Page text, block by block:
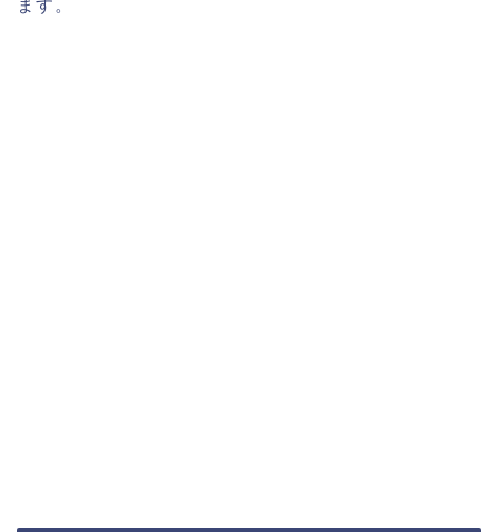
ます。